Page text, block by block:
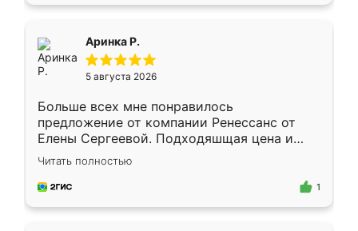
Аринка Р.
5 августа 2026
Больше всех мне понравилось
предложение от компании Ренессанс от
Елены Сергеевой. Подходяшщая цена и
короткие сроки изготовления. Приехавший
для замера сотрудник Владислав
предложил по моему эскизу самый
Читать полностью
1